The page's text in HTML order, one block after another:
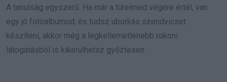
A tanulság egyszerű. Ha már a türelmed végére értél, van
egy jó fotóalbumod, és tudsz uborkás szendvicset
készíteni, akkor még a legkellemetlenebb rokoni
látogatásból is kikerülhetsz győztesen.